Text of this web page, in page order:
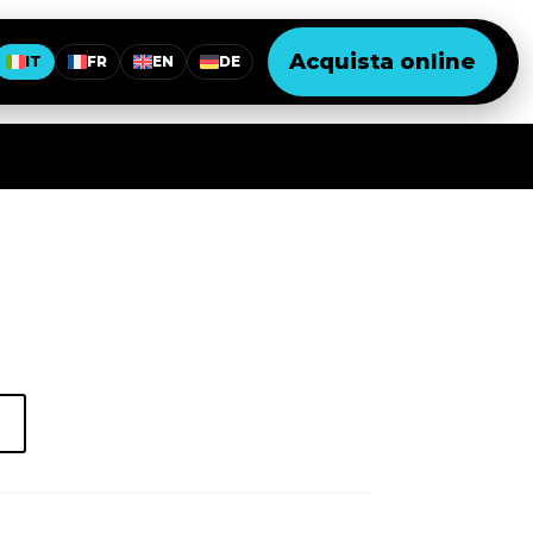
IT FR EN DE Acquista online